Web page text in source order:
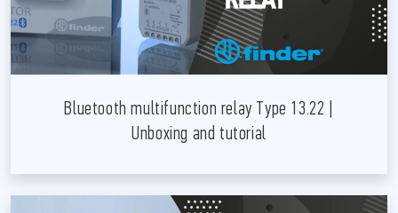
Bluetooth multifunction relay Type 13.22 |
Unboxing and tutorial